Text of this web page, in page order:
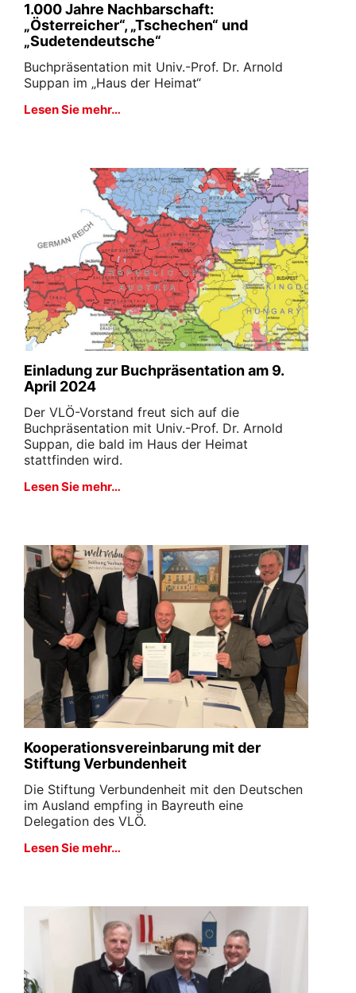
1.000 Jahre Nachbarschaft:
„Österreicher“, „Tschechen“ und
„Sudetendeutsche“
Buchpräsentation mit Univ.-Prof. Dr. Arnold
Suppan im „Haus der Heimat“
Lesen Sie mehr…
Einladung zur Buchpräsentation am 9.
April 2024
Der VLÖ-Vorstand freut sich auf die
Buchpräsentation mit Univ.-Prof. Dr. Arnold
Suppan, die bald im Haus der Heimat
stattfinden wird.
Lesen Sie mehr…
Kooperationsvereinbarung mit der
Stiftung Verbundenheit
Die Stiftung Verbundenheit mit den Deutschen
im Ausland empfing in Bayreuth eine
Delegation des VLÖ.
Lesen Sie mehr…